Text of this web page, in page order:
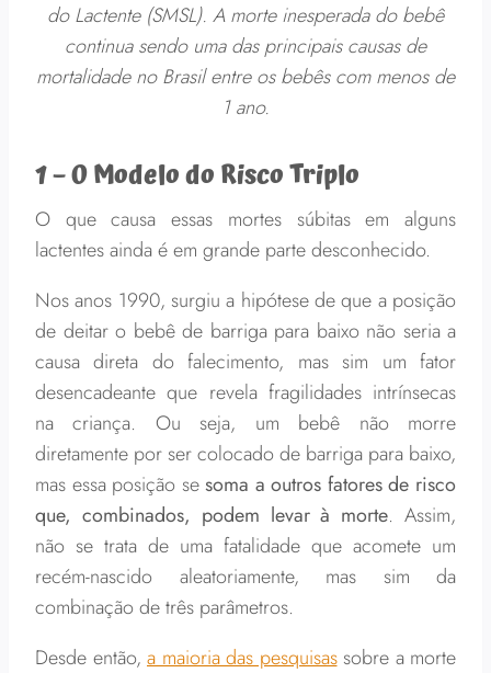
do Lactente (SMSL). A morte inesperada do bebê
continua sendo uma das principais causas de
mortalidade no Brasil entre os bebês com menos de
1 ano.
1 –O Modelo do Risco Triplo
O que causa essas mortes súbitas em alguns
lactentes ainda é em grande parte desconhecido.
Nos anos 1990, surgiu a hipótese de que a posição
de deitar o bebê de barriga para baixo não seria a
causa direta do falecimento, mas sim um fator
desencadeante que revela fragilidades intrínsecas
na criança. Ou seja, um bebê não morre
diretamente por ser colocado de barriga para baixo,
mas essa posição sesoma a outros fatores de risco
que, combinados, podem levar à morte. Assim,
não se trata de uma fatalidade que acomete um
recém-nascido aleatoriamente, mas sim da
combinação de três parâmetros.
Desde então, a maioria das pesquisassobre a morte